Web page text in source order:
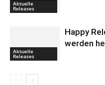
Aktuelle
Releases
Aktuelle
Releases
Happy
werden